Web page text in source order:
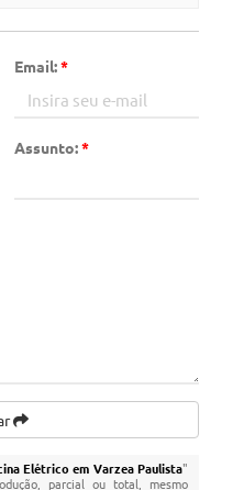
Email:*
Assunto:*
Elétrico em Varzea Paulista"
parcial ou total, mesmo